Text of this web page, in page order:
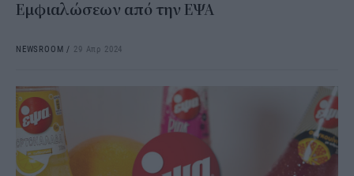
Εμφιαλώσεων από την ΕΨΑ
NEWSROOM / 29 Απρ 2024